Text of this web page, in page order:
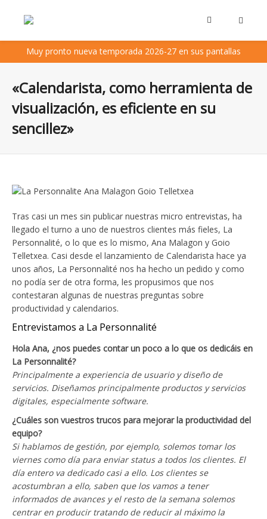
Muy pronto nueva temporada 2026-27 en sus pantallas
«Calendarista, como herramienta de
visualización, es eficiente en su
sencillez»
Tras casi un mes sin publicar nuestras micro entrevistas, ha
llegado el turno a uno de nuestros clientes más fieles, La
Personnalité, o lo que es lo mismo, Ana Malagon y Goio
Telletxea. Casi desde el lanzamiento de Calendarista hace ya
unos años, La Personnalité nos ha hecho un pedido y como
no podía ser de otra forma, les propusimos que nos
contestaran algunas de nuestras preguntas sobre
productividad y calendarios.
Entrevistamos a La Personnalité
Hola Ana, ¿nos puedes contar un poco a lo que os dedicáis en
La Personnalité?
Principalmente a experiencia de usuario y diseño de
servicios. Diseñamos principalmente productos y servicios
digitales, especialmente software.
¿Cuáles son vuestros trucos para mejorar la productividad del
equipo?
Si hablamos de gestión, por ejemplo, solemos tomar los
viernes como día para enviar status a todos los clientes. El
día entero va dedicado casi a ello. Los clientes se
acostumbran a ello, saben que los vamos a tener
informados de avances y el resto de la semana solemos
centrar en producir tratando de reducir al máximo la